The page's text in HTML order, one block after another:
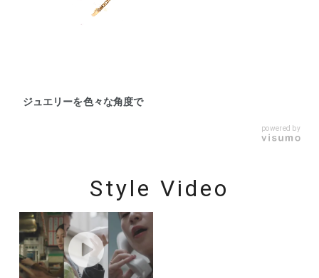
ジュエリーを色々な角度で
powered by
Style Video